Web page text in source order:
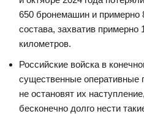
650 бронемашин и примерно
состава, захватив примерно
километров.
Российские войска в
существенные
не остановят их
бесконечно долго нести